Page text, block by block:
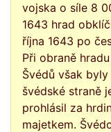
vojska o síle 8
1643 hrad
října 1643 po
Při obraně
Švédů však
švédské straně
prohlásil za
majetkem.